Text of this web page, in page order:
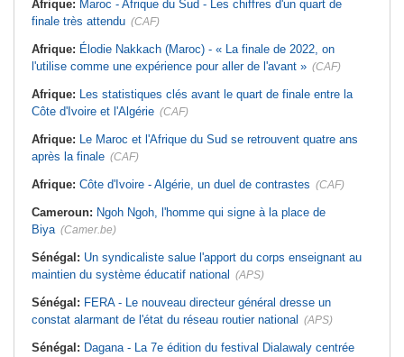
Afrique: Maroc - Afrique du Sud - Les chiffres d'un quart de
finale très attendu (CAF)
Afrique: Élodie Nakkach (Maroc) - « La finale de 2022, on
l'utilise comme une expérience pour aller de l'avant » (CAF)
Afrique: Les statistiques clés avant le quart de finale entre la
Côte d'Ivoire et l'Algérie (CAF)
Afrique: Le Maroc et l'Afrique du Sud se retrouvent quatre ans
après la finale (CAF)
Afrique: Côte d'Ivoire - Algérie, un duel de contrastes (CAF)
Cameroun: Ngoh Ngoh, l'homme qui signe à la place de
Biya (Camer.be)
Sénégal: Un syndicaliste salue l'apport du corps enseignant au
maintien du système éducatif national (APS)
Sénégal: FERA - Le nouveau directeur général dresse un
constat alarmant de l'état du réseau routier national (APS)
Sénégal: Dagana - La 7e édition du festival Dialawaly centrée